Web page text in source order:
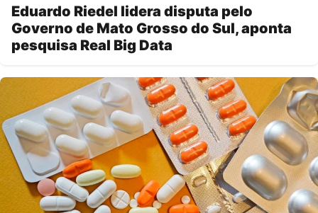
Eduardo Riedel lidera disputa pelo
Governo de Mato Grosso do Sul, aponta
pesquisa Real Big Data